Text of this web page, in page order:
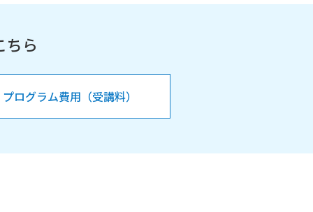
ちら
プログラム費用（受講料）